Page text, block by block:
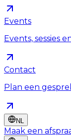
Events
Events, sessies
Contact
Plan een
NL
Maak een